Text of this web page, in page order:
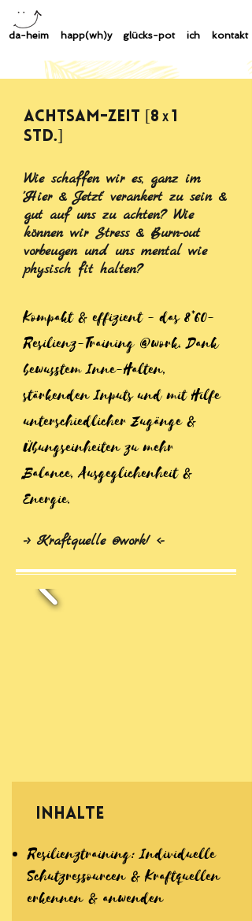
da-heim happ(wh)y glücks-pot ich kontakt
Achtsam-Zeit [8 x 1
Std.]
Kompakt & effizient - das 8*60-
Resilienz-Training @work. Dank
bewusstem Inne-Halten,
stärkenden Inputs und mit Hilfe
unterschiedlicher Zugänge &
Übungseinheiten zu mehr
Balance, Ausgeglichenheit &
Energie.
Inhalte
Resilienztraining: Individuelle
Schutzressourcen & Kraftquellen
erkennen & anwenden
Wie schaffen wir es, ganz im
'Hier & Jetzt' verankert zu sein &
gut auf uns zu achten? Wie
können wir Stress & Burn-out
vorbeugen und uns mental wie
physisch fit halten?
-> Kraftquelle @work! <-